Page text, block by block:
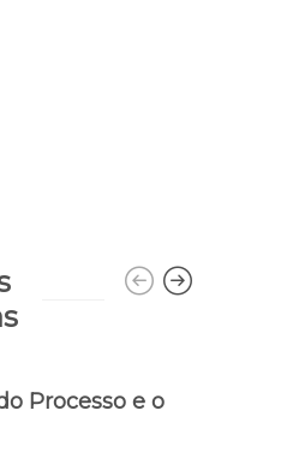
Processo e o